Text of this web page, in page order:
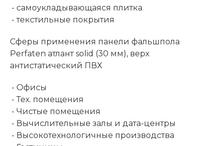
- самоукладывающаяся плитка
- текстильные покрытия
Сферы применения панели фальшпола
Perfaten атлант solid (30 мм), верх
антистатический ПВХ
- Офисы
- Тех. помещения
- Чистые помещения
- Вычислительные залы и дата-центры
- Высокотехнологичные производства